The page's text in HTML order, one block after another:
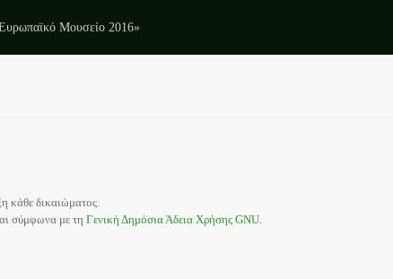
Μουσείο 2016»
κάθε δικαιώματος.
σύμφωνα με τη Γενική Δημόσια Άδεια Χρήσης GNU.